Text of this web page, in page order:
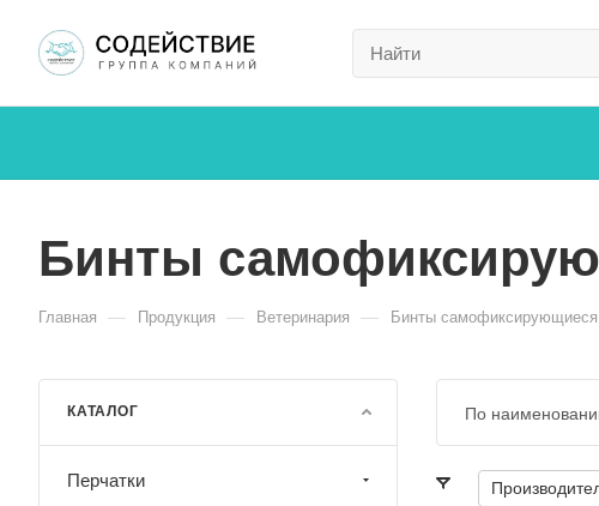
Бинты
Главная — Продукция — Ветеринария — Бинты
По
КАТАЛОГ
Перчатки